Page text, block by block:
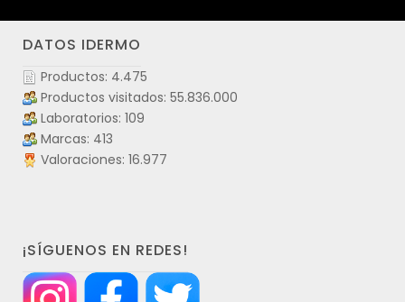
DATOS IDERMO
Productos: 4.475
Productos visitados: 55.836.000
Laboratorios: 109
Marcas: 413
Valoraciones: 16.977
¡SÍGUENOS EN REDES!